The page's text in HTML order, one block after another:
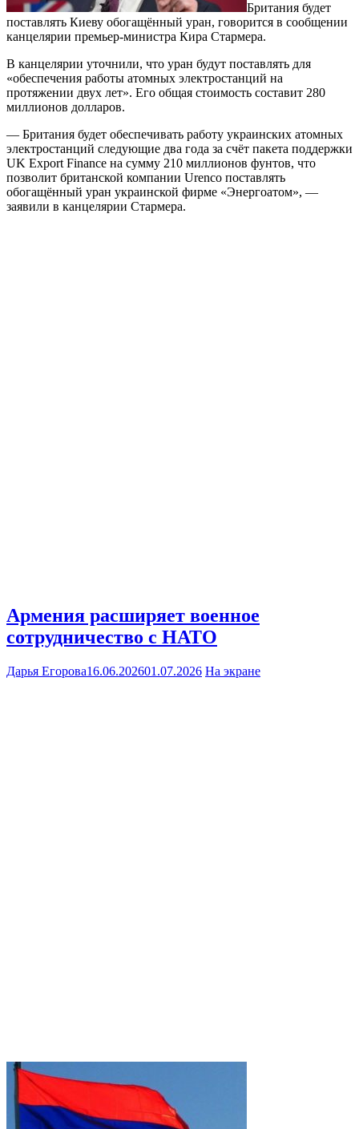
Британия будет
поставлять Киеву обогащённый уран, говорится в сообщении
канцелярии премьер-министра Кира Стармера.
В канцелярии уточнили, что уран будут поставлять для
«обеспечения работы атомных электростанций на
протяжении двух лет». Его общая стоимость составит 280
миллионов долларов.
— Британия будет обеспечивать работу украинских атомных
электростанций следующие два года за счёт пакета поддержки
UK Export Finance на сумму 210 миллионов фунтов, что
позволит британской компании Urenco поставлять
обогащённый уран украинской фирме «Энергоатом», —
заявили в канцелярии Стармера.
Армения расширяет военное
сотрудничество с НАТО
Дарья Егорова16.06.202601.07.2026 На экране